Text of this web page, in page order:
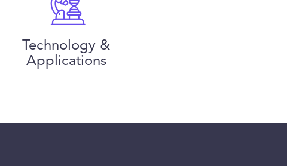
Technology &
Applications